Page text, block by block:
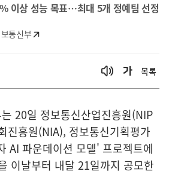
이상 성능 목표…최대 5개 정예팀 선정
통신부
목록
20일 정보통신산업진흥원(NIP
진흥원(NIA), 정보통신기획평가
AI 파운데이션 모델' 프로젝트에
이날부터 내달 21일까지 공모한